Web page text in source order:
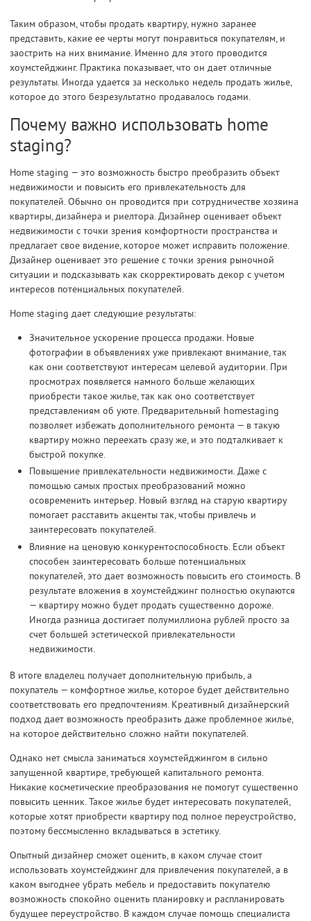
Таким образом, чтобы продать квартиру, нужно заранее
представить, какие ее черты могут понравиться покупателям, и
заострить на них внимание. Именно для этого проводится
хоумстейджинг. Практика показывает, что он дает отличные
результаты. Иногда удается за несколько недель продать жилье,
которое до этого безрезультатно продавалось годами.
Почему важно использовать home
staging?
Home staging — это возможность быстро преобразить объект
недвижимости и повысить его привлекательность для
покупателей. Обычно он проводится при сотрудничестве хозяина
квартиры, дизайнера и риелтора. Дизайнер оценивает объект
недвижимости с точки зрения комфортности пространства и
предлагает свое видение, которое может исправить положение.
Дизайнер оценивает это решение с точки зрения рыночной
ситуации и подсказывать как скорректировать декор с учетом
интересов потенциальных покупателей.
Home staging дает следующие результаты:
Значительное ускорение процесса продажи. Новые
фотографии в объявлениях уже привлекают внимание, так
как они соответствуют интересам целевой аудитории. При
просмотрах появляется намного больше желающих
приобрести такое жилье, так как оно соответствует
представлениям об уюте. Предварительный homestaging
позволяет избежать дополнительного ремонта — в такую
квартиру можно переехать сразу же, и это подталкивает к
быстрой покупке.
Повышение привлекательности недвижимости. Даже с
помощью самых простых преобразований можно
осовременить интерьер. Новый взгляд на старую квартиру
помогает расставить акценты так, чтобы привлечь и
заинтересовать покупателей.
Влияние на ценовую конкурентоспособность. Если объект
способен заинтересовать больше потенциальных
покупателей, это дает возможность повысить его стоимость. В
результате вложения в хоумстейджинг полностью окупаются
— квартиру можно будет продать существенно дороже.
Иногда разница достигает полумиллиона рублей просто за
счет большей эстетической привлекательности
недвижимости.
В итоге владелец получает дополнительную прибыль, а
покупатель — комфортное жилье, которое будет действительно
соответствовать его предпочтениям. Креативный дизайнерский
подход дает возможность преобразить даже проблемное жилье,
на которое действительно сложно найти покупателей.
Однако нет смысла заниматься хоумстейджингом в сильно
запущенной квартире, требующей капитального ремонта.
Никакие косметические преобразования не помогут существенно
повысить ценник. Такое жилье будет интересовать покупателей,
которые хотят приобрести квартиру под полное переустройство,
поэтому бессмысленно вкладываться в эстетику.
Опытный дизайнер сможет оценить, в каком случае стоит
использовать хоумстейджинг для привлечения покупателей, а в
каком выгоднее убрать мебель и предоставить покупателю
возможность спокойно оценить планировку и распланировать
будущее переустройство. В каждом случае помощь специалиста